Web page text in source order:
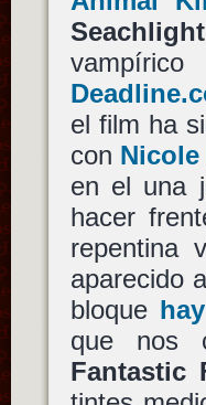
Seachlight
vampírico
el film ha
con
en el una
hacer
repentina
aparecido
bloque
que nos
Fantastic